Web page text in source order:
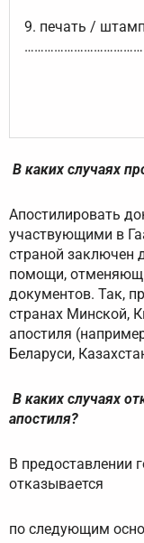
9. печать /
В каких случаях
Апостилировать
участвующими в
страной заключен
помощи,
документов. Так,
странах Минской,
апостиля
Беларуси,
В каких случаях
апостиля?
В предоставлении
отказывается
по следующим